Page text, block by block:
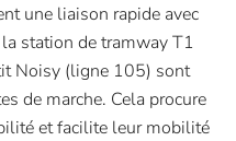
une liaison rapide avec
station de tramway T1
Noisy (ligne 105) sont
de marche. Cela procure
et facilite leur mobilité